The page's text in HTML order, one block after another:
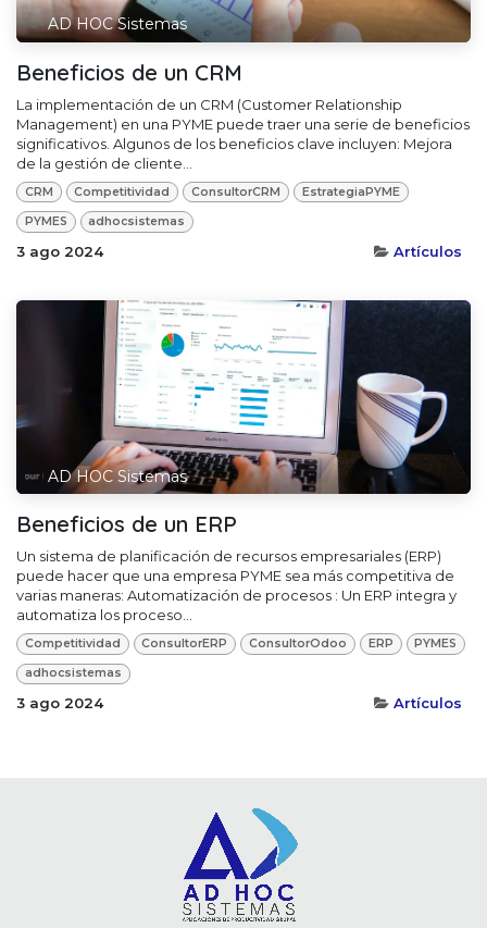
AD HOC Sistemas
Beneficios de un CRM
La implementación de un CRM (Customer Relationship
Management) en una PYME puede traer una serie de beneficios
significativos. Algunos de los beneficios clave incluyen: Mejora
de la gestión de cliente...
CRM Competitividad ConsultorCRM EstrategiaPYME
PYMES adhocsistemas
3 ago 2024 Artículos
AD HOC Sistemas
Beneficios de un ERP
Un sistema de planificación de recursos empresariales (ERP)
puede hacer que una empresa PYME sea más competitiva de
varias maneras: Automatización de procesos : Un ERP integra y
automatiza los proceso...
Competitividad ConsultorERP ConsultorOdoo ERP PYMES
adhocsistemas
3 ago 2024 Artículos